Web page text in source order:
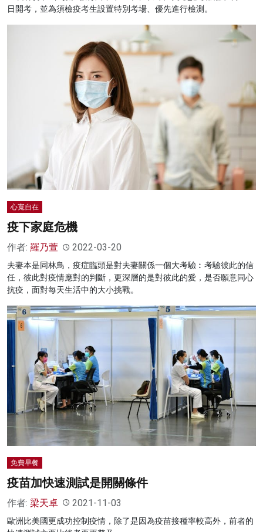
日開考，並為須檢疫考生設置特別考場、優先進行檢測。
心寬自在
疫下家庭危機
作者: 羅乃萱 2022-03-20
夫妻本是同林鳥，疫症臨頭是對夫妻關係一個大考驗︰考驗彼此的信
任，彼此對疫情應對的判斷，更深層的是對彼此的愛，是否願意同心
抗疫，面對每天生活中的大小挑戰。
免費早餐
疫苗加快速測試是開關條件
作者: 梁天卓 2021-11-03
歐洲比美國更成功控制疫情，除了是因為疫苗接種率較高外，前者的